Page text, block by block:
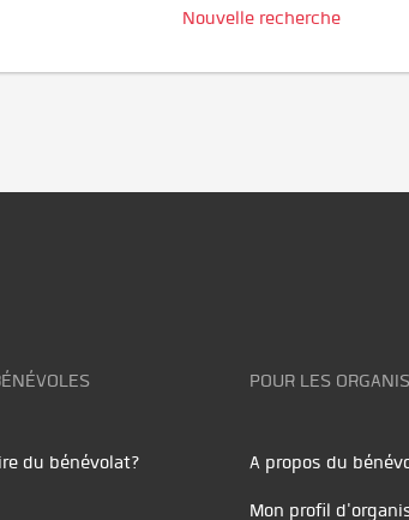
Nouvelle recherche
du bénévolat?
POUR LES
A propos du
Mon profil